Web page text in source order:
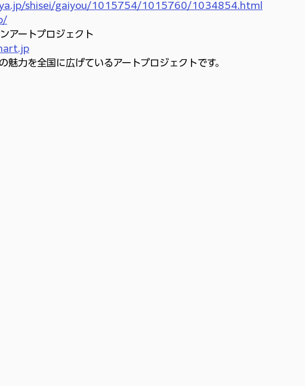
shisei/gaiyou/1015754/1015760/1034854.html
アートプロジェクト
魅力を全国に広げているアートプロジェクトです。